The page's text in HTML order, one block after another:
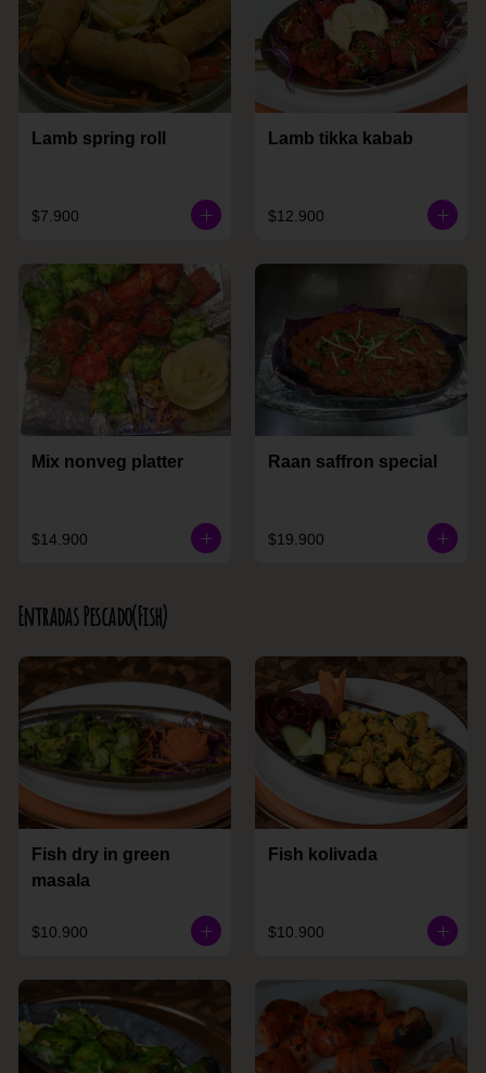
Lamb spring roll
$7.900
Lamb tikka kabab
$12.900
Mix nonveg platter
$14.900
Raan saffron special
$19.900
Entradas Pescado(Fish)
Fish dry in green
masala
$10.900
Fish kolivada
$10.900